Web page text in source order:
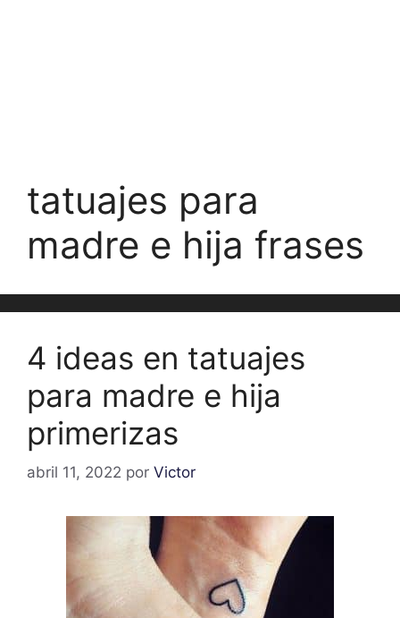
tatuajes para
madre e hija frases
4 ideas en tatuajes
para madre e hija
primerizas
abril 11, 2022 por Victor